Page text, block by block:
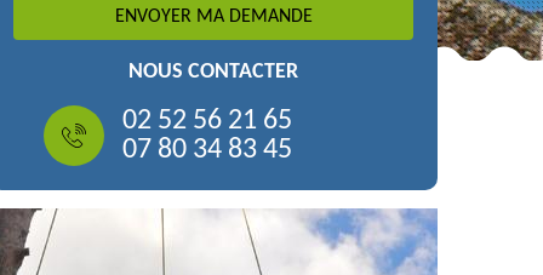
NOUS CONTACTER
02 52 56 21 65
07 80 34 83 45